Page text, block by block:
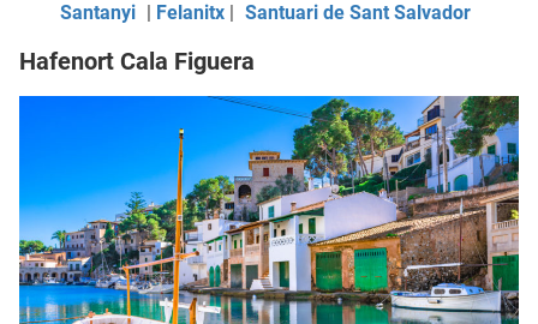
Santanyi
Felanitx Santuari de Sant Salvador
Hafenort Cala Figuera